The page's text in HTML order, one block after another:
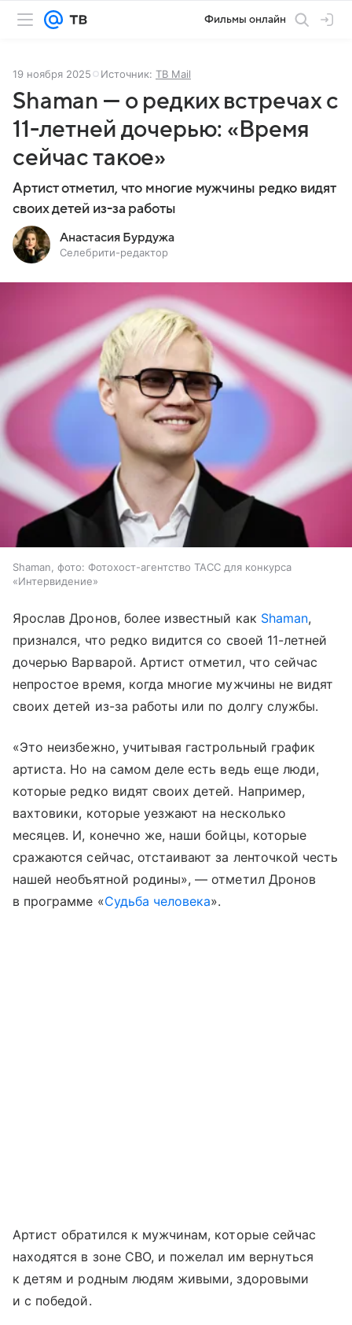
Фильмы онлайн
19 ноября 2025 Источник: ТВ Mail
Shaman — о редких встречах с
11-летней дочерью: «Время
сейчас такое»
Артист отметил, что многие мужчины редко видят
своих детей из-за работы
Анастасия Бурдужа
Селебрити-редактор
Shaman, фото: Фотохост-агентство ТАСС для конкурса
«Интервидение»
Ярослав Дронов, более известный как Shaman,
признался, что редко видится со своей 11-летней
дочерью Варварой. Артист отметил, что сейчас
непростое время, когда многие мужчины не видят
своих детей из-за работы или по долгу службы.
«Это неизбежно, учитывая гастрольный график
артиста. Но на самом деле есть ведь еще люди,
которые редко видят своих детей. Например,
вахтовики, которые уезжают на несколько
месяцев. И, конечно же, наши бойцы, которые
сражаются сейчас, отстаивают за ленточкой честь
нашей необъятной родины», — отметил Дронов
в программе «Судьба человека».
Артист обратился к мужчинам, которые сейчас
находятся в зоне СВО, и пожелал им вернуться
к детям и родным людям живыми, здоровыми
и с победой.